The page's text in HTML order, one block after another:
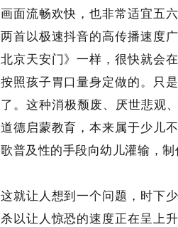
画面流畅欢快，也非常适宜五
两首以极速抖音的高传播速度
北京天安门》一样，很快就会
按照孩子胃口量身定做的。只
了。这种消极颓废、厌世悲观
道德启蒙教育，本来属于少儿
歌普及性的手段向幼儿灌输，
这就让人想到一个问题，时下
杀以让人惊恐的速度正在呈上